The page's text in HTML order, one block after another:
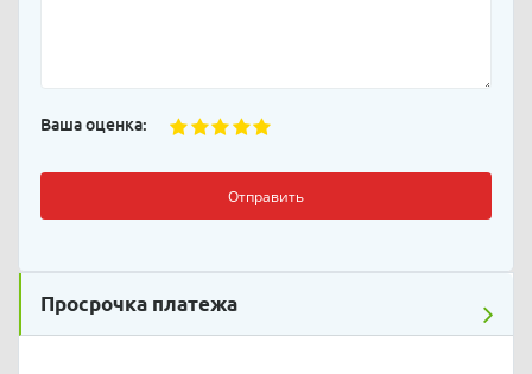
Ваша оценка:
Отправить
Просрочка платежа